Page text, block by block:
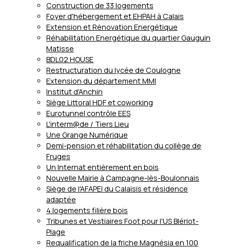
Construction de 33 logements
Foyer d'hébergement et EHPAH à Calais
Extension et Rénovation Energétique
Réhabilitation Energétique du quartier Gauguin
Matisse
BDL02 HOUSE
Restructuration du lycée de Coulogne
Extension du département MMI
Institut d'Anchin
Siège Littoral HDF et coworking
Eurotunnel contrôle EES
L'interm@de / Tiers Lieu
Une Grange Numérique
Demi-pension et réhabilitation du collège de
Fruges
Un Internat entièrement en bois
Nouvelle Mairie à Campagne-lès-Boulonnais
Siège de l'AFAPEI du Calaisis et résidence
adaptée
4 logements filière bois
Tribunes et Vestiaires Foot pour l'US Blériot-
Plage
Requalification de la friche Magnésia en 100